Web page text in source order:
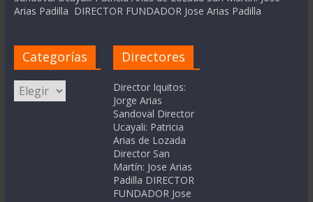
Arias Padilla DIRECTOR FUNDADOR Jose Arias Padilla
Categorías
Categorías
Directores
Director Iquitos:
Jorge Arias
Sandoval Director
Ucayali: Patricia
Arias de Lozada
Director San
Martín: Jose Arias
Padilla DIRECTOR
FUNDADOR Jose